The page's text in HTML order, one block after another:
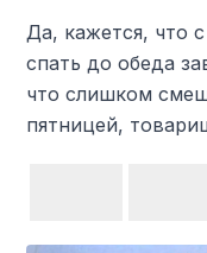
Да, кажется, что
спать до обеда
что слишком
пятницей,